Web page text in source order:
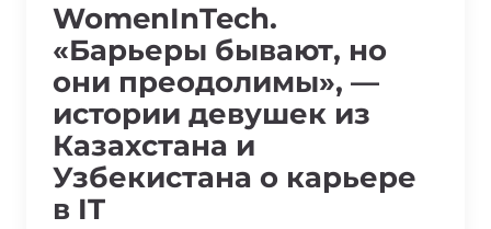
WomenInTech.
«Барьеры бывают, но
они преодолимы», —
истории девушек из
Казахстана и
Узбекистана о карьере
в IT